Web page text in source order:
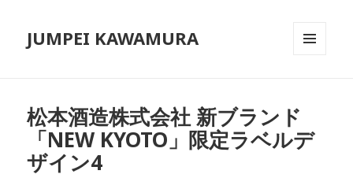
JUMPEI KAWAMURA
松本酒造株式会社 新ブランド
「NEW KYOTO」限定ラベルデ
ザイン4